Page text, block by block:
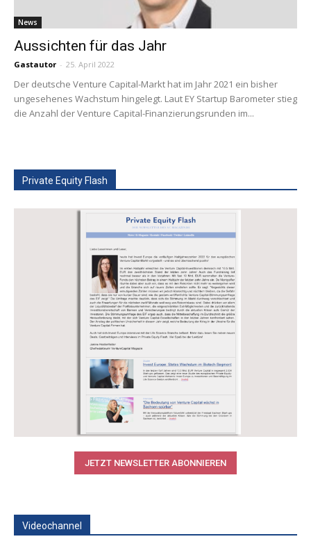
News
Aussichten für das Jahr
Gastautor - 25. April 2022
Der deutsche Venture Capital-Markt hat im Jahr 2021 ein bisher
ungesehenes Wachstum hingelegt. Laut EY Startup Barometer stieg
die Anzahl der Venture Capital-Finanzierungsrunden im...
Private Equity Flash
JETZT NEWSLETTER ABONNIEREN
Videochannel